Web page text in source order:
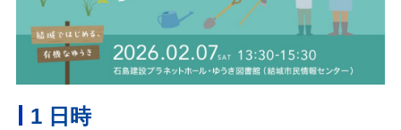
1 日時